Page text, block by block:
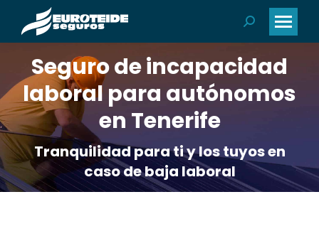
Buscar:
Seguro de incapacidad
laboral para autónomos
en Tenerife
Tranquilidad para ti y los tuyos en
caso de baja laboral